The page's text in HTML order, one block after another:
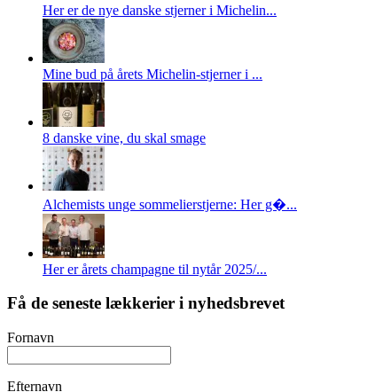
Her er de nye danske stjerner i Michelin...
Mine bud på årets Michelin-stjerner i ...
8 danske vine, du skal smage
Alchemists unge sommelierstjerne: Her g�...
Her er årets champagne til nytår 2025/...
Få de seneste lækkerier i nyhedsbrevet
Fornavn
Efternavn